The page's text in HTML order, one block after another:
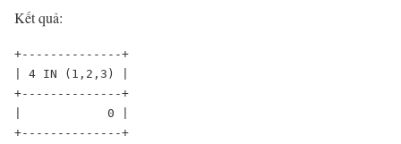
Kết quả:
+--------------+
| 4 IN (1,2,3) |
+--------------+
|            0 |
+--------------+